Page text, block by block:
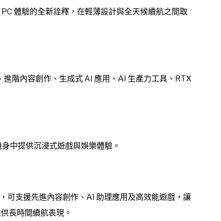
體驗的全新詮釋，在輕薄設計與全天候續航之間取
階內容創作、生成式 AI 應用、AI 生產力工具、RTX
中提供沉浸式遊戲與娛樂體驗。
可支援先進內容創作、AI 助理應用及高效能遊戲，讓
長時間續航表現。